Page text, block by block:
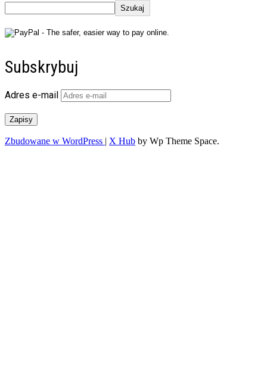
Szukaj
Subskrybuj
Adres e-mail
Zapisy
Zbudowane w WordPress | X Hub by Wp Theme Space.